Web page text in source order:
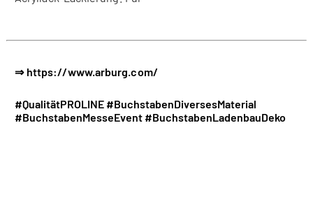
⇒ https://www.arburg.com/
#QualitätPROLINE#BuchstabenDiversesMaterial
#BuchstabenMesseEvent#BuchstabenLadenbauDeko